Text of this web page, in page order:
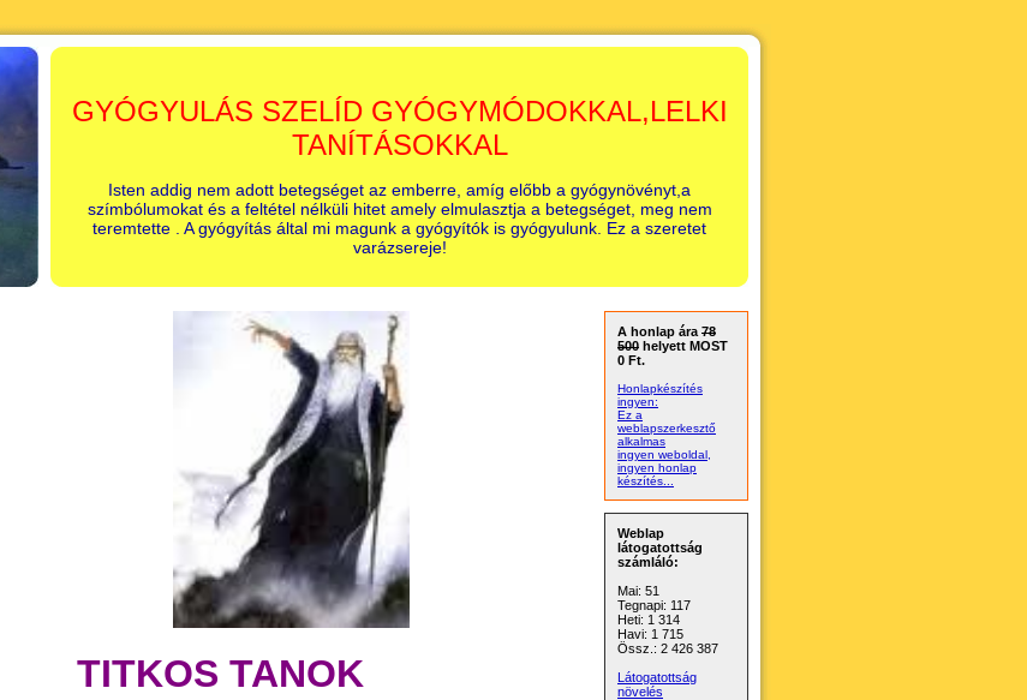
GYÓGYULÁS SZELÍD GYÓGYMÓDOKKAL,LELKI
TANÍTÁSOKKAL
Isten addig nem adott betegséget az emberre, amíg előbb a gyógynövényt,a
szímbólumokat és a feltétel nélküli hitet amely elmulasztja a betegséget, meg nem
teremtette . A gyógyítás által mi magunk a gyógyítók is gyógyulunk. Ez a szeretet
varázsereje!
TITKOS TANOK
A honlap ára 78
500 helyett MOST
0 Ft.
Honlapkészítés
ingyen:
Ez a
weblapszerkesztő
alkalmas
ingyen weboldal,
ingyen honlap
készítés...
Weblap
látogatottság
számláló:
Mai: 51
Tegnapi: 117
Heti: 1 314
Havi: 1 715
Össz.: 2 426 387
Látogatottság
növelés